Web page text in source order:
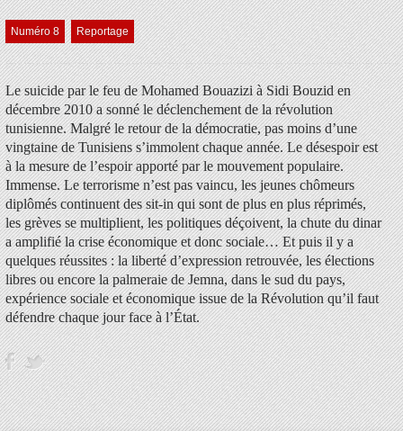
Numéro 8 Reportage
Le suicide par le feu de Mohamed Bouazizi à Sidi Bouzid en
décembre 2010 a sonné le déclenchement de la révolution
tunisienne. Malgré le retour de la démocratie, pas moins d’une
vingtaine de Tunisiens s’immolent chaque année. Le désespoir est
à la mesure de l’espoir apporté par le mouvement populaire.
Immense. Le terrorisme n’est pas vaincu, les jeunes chômeurs
diplômés continuent des sit-in qui sont de plus en plus réprimés,
les grèves se multiplient, les politiques déçoivent, la chute du dinar
a amplifié la crise économique et donc sociale… Et puis il y a
quelques réussites : la liberté d’expression retrouvée, les élections
libres ou encore la palmeraie de Jemna, dans le sud du pays,
expérience sociale et économique issue de la Révolution qu’il faut
défendre chaque jour face à l’État.